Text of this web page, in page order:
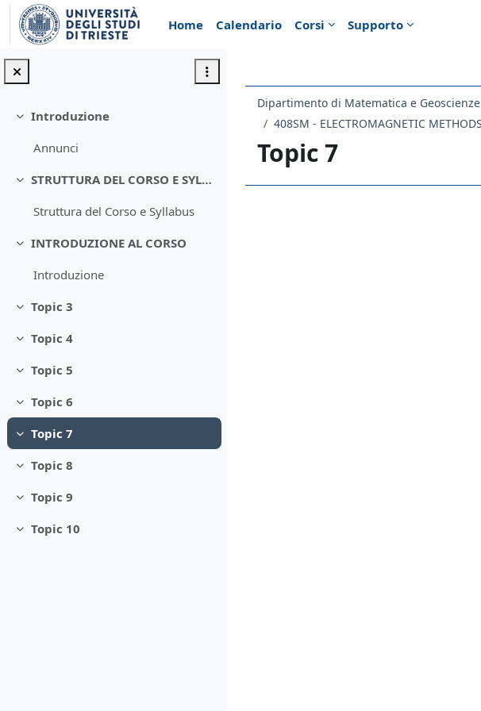
Vai al contenuto principale
Home
Calendario Corsi Supporto
Minimizza
Introduzione
Annunci
Minimizza
STRUTTURA DEL CORSO E SYLLABUS
Struttura del Corso e Syllabus
Minimizza
INTRODUZIONE AL CORSO
Introduzione
Minimizza
Topic 3
Minimizza
Topic 4
Minimizza
Topic 5
Minimizza
Topic 6
Minimizza
Topic 7
Minimizza
Topic 8
Minimizza
Topic 9
Minimizza
Topic 10
Dipartimento di Matematica e Geoscienze
Topic 7